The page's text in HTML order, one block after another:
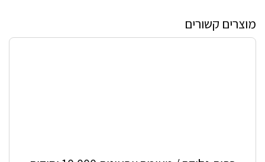
מוצרים קשורים